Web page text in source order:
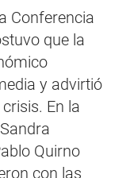
Conferencia
que la
y advirtió
En la
Quirno
con las